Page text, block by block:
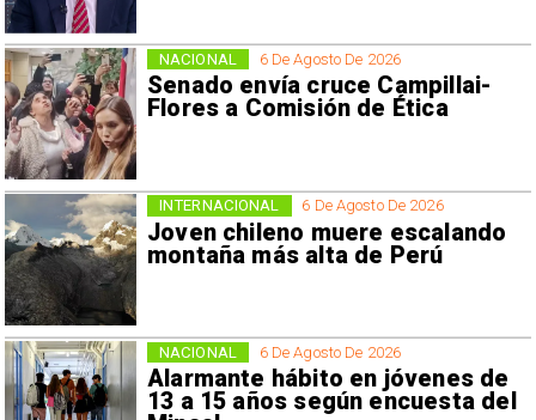
6 De Agosto De 2026
Senado envía cruce Campillai-
Flores a Comisión de Ética
NACIONAL
6 De Agosto De 2026
Joven chileno muere escalando
montaña más alta de Perú
INTERNACIONAL
6 De Agosto De 2026
Alarmante hábito en jóvenes de
13 a 15 años según encuesta del
NACIONAL